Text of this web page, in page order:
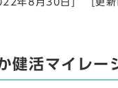
年8月30日] [更
健活マイレー